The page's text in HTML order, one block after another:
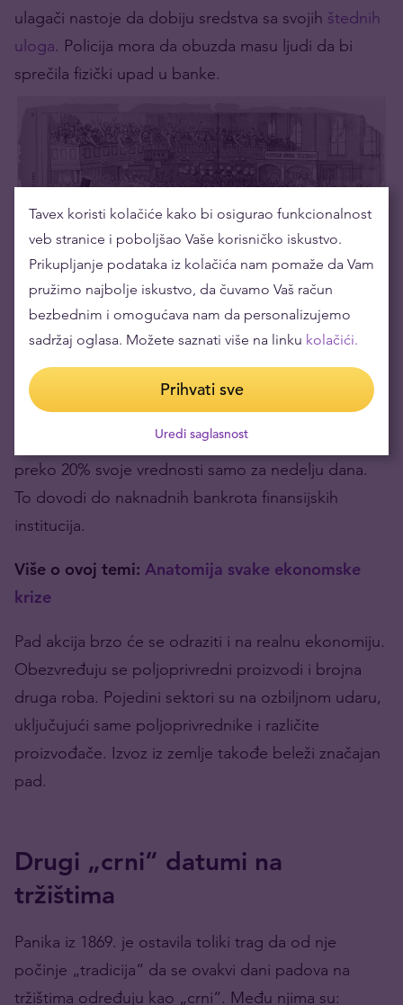
ulagači nastoje da dobiju sredstva sa svojih štednih
uloga. Policija mora da obuzda masu ljudi da bi
sprečila fizički upad u banke.
Ilustracija „Scene iz Zlatne dvorane u Njujorku“. Trgovci nisu oduševljeni
padom. Izvor: Kongresna biblioteka
Tržišta akcija beleže pad, pri čemu berze gube
preko 20% svoje vrednosti samo za nedelju dana.
To dovodi do naknadnih bankrota finansijskih
institucija.
Više o ovoj temi: Anatomija svake ekonomske
krize
Pad akcija brzo će se odraziti i na realnu ekonomiju.
Obezvređuju se poljoprivredni proizvodi i brojna
druga roba. Pojedini sektori su na ozbiljnom udaru,
uključujući same poljoprivrednike i različite
proizvođače. Izvoz iz zemlje takođe beleži značajan
pad.
Drugi „crni“ datumi na
tržištima
Panika iz 1869. je ostavila toliki trag da od nje
počinje „tradicija“ da se ovakvi dani padova na
tržištima određuju kao „crni“. Među njima su:
Tavex koristi kolačiće kako bi osigurao funkcionalnost
veb stranice i poboljšao Vaše korisničko iskustvo.
Prikupljanje podataka iz kolačića nam pomaže da Vam
pružimo najbolje iskustvo, da čuvamo Vaš račun
bezbednim i omogućava nam da personalizujemo
sadržaj oglasa. Možete saznati više na linku kolačići.
Prihvati sve
Uredi saglasnost